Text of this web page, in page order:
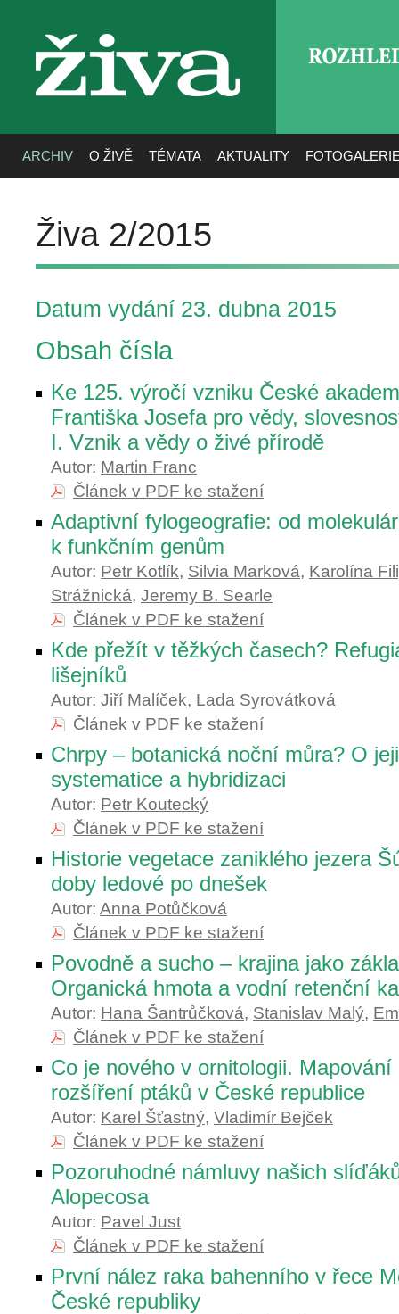
živa
ARCHIV O ŽIVĚ TÉMATA AKTUALITY
Živa 2/2015
Datum vydání 23. dubna 2015
Obsah čísla
Ke 125. výročí vzniku České
Františka Josefa pro vědy,
I. Vznik a vědy o živé přírodě
Autor: Martin Franc
Článek v PDF ke stažení
Adaptivní fylogeografie: od
k funkčním genům
Autor: Petr Kotlík, Silvia Marková, Karolína
Strážnická, Jeremy B. Searle
Článek v PDF ke stažení
Kde přežít v těžkých časech?
lišejníků
Autor: Jiří Malíček, Lada Syrovátková
Článek v PDF ke stažení
Chrpy – botanická noční můra? O
systematice a hybridizaci
Autor: Petr Koutecký
Článek v PDF ke stažení
Historie vegetace zaniklého jezera
doby ledové po dnešek
Autor: Anna Potůčková
Článek v PDF ke stažení
Povodně a sucho – krajina jako
Organická hmota a vodní retenční
Autor: Hana Šantrůčková, Stanislav Malý,
Článek v PDF ke stažení
Co je nového v ornitologii.
rozšíření ptáků v České republice
Autor: Karel Šťastný, Vladimír Bejček
Článek v PDF ke stažení
Pozoruhodné námluvy našich
Alopecosa
Autor: Pavel Just
Článek v PDF ke stažení
První nález raka bahenního v řece
České republiky